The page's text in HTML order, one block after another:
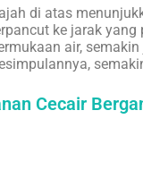
di atas
ke jarak
air,
Cecair